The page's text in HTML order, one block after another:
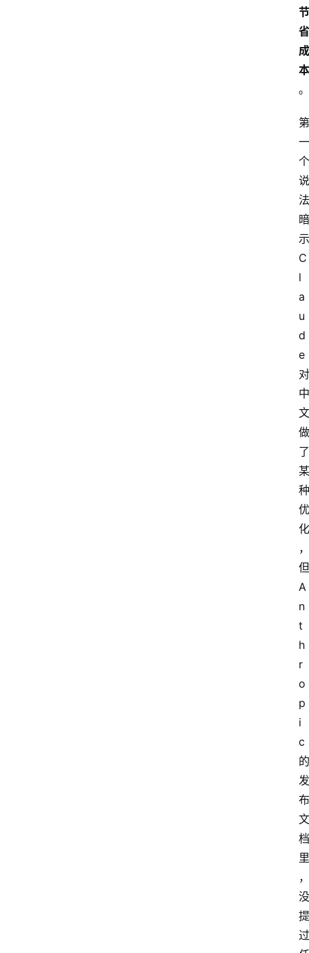
节
省
成
本
。
第
一
个
说
法
暗
示
C
l
a
u
d
e
对
中
文
做
了
某
种
优
化
，
但
A
n
t
h
r
o
p
i
c
的
发
布
文
档
里
，
没
提
过